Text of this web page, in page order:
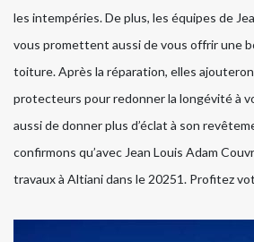
les intempéries. De plus, les équipes de
vous promettent aussi de vous offrir une
toiture. Après la réparation, elles
protecteurs pour redonner la longévité à
aussi de donner plus d’éclat à son
confirmons qu’avec Jean Louis Adam
travaux à Altiani dans le 20251. Profitez